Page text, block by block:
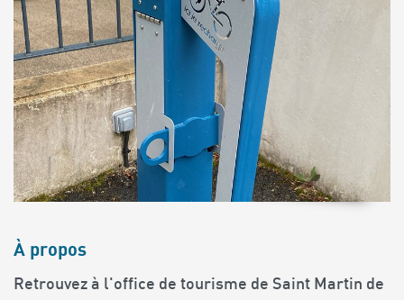
À propos
Retrouvez à l'office de tourisme de Saint Martin de